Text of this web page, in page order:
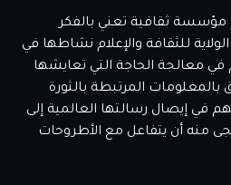
مؤسسة ثقافية تعني بالفكر
للثقافة والإعلام نشاطها في
لتساهم في معالجة الحاجة التي تعايشها
بالمعلومات المرتبطة بالثورة
في إيصال رسالتها العالمية إلى
منه أن يتفاعل مع الأطروحات